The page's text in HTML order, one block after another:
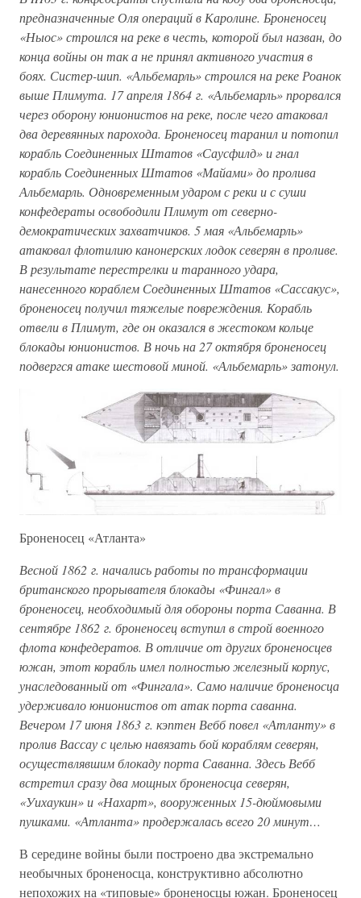
предназначенные Оля операций в Каролине. Броненосец
«Ныос» строился на реке в честь, которой был назван, до
конца войны он так а не принял активного участия в
боях. Систер-шип. «Альбемарль» строился на реке Роанок
выше Плимута. 17 апреля 1864 г. «Альбемарль» прорвался
через оборону юнионистов на реке, после чего атаковал
два деревянных парохода. Броненосец таранил и потопил
корабль Соединенных Штатов «Саусфилд» и гнал
корабль Соединенных Штатов «Майами» до пролива
Альбемарль. Одновременным ударом с реки и с суши
конфедераты освободили Плимут от северно-
демократических захватчиков. 5 мая «Альбемарль»
атаковал флотилию канонерских лодок северян в проливе.
В результате перестрелки и таранного удара,
нанесенного кораблем Соединенных Штатов «Сассакус»,
броненосец получил тяжелые повреждения. Корабль
отвели в Плимут, где он оказался в жестоком кольце
блокады юнионистов. В ночь на 27 октября броненосец
подвергся атаке шестовой миной. «Альбемарль» затонул.
Броненосец «Атланта»
Весной 1862 г. начались работы по трансформации
британского прорывателя блокады «Фингал» в
броненосец, необходимый для обороны порта Саванна. В
сентябре 1862 г. броненосец вступил в строй военного
флота конфедератов. В отличие от других броненосцев
южан, этот корабль имел полностью железный корпус,
унаследованный от «Фингала». Само наличие броненосца
удерживало юнионистов от атак порта саванна.
Вечером 17 июня 1863 г. кэптен Вебб повел «Атланту» в
пролив Вассау с целью навязать бой кораблям северян,
осуществлявшим блокаду порта Саванна. Здесь Вебб
встретил сразу два мощных броненосца северян,
«Уихаукин» и «Нахарт», вооруженных 15-дюймовыми
пушками. «Атланта» продержалась всего 20 минут…
В середине войны были построено два экстремально
необычных броненосца, конструктивно абсолютно
непохожих на «типовые» броненосцы южан. Броненосец